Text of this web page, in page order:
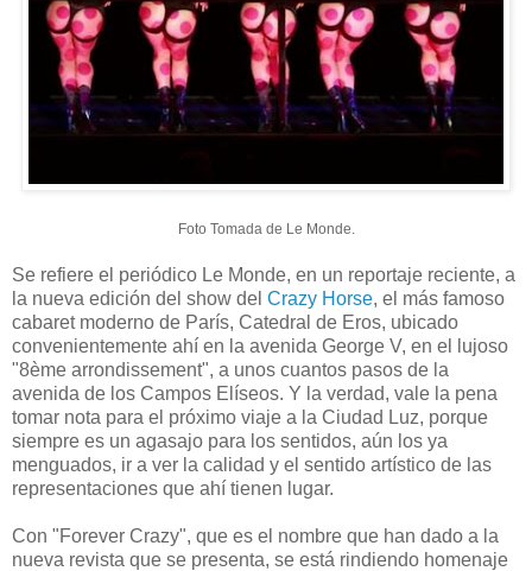
Foto Tomada de Le Monde.
Se refiere el periódico Le Monde, en un reportaje reciente, a
la nueva edición del show del Crazy Horse, el más famoso
cabaret moderno de París, Catedral de Eros, ubicado
convenientemente ahí en la avenida George V, en el lujoso
"8ème arrondissement", a unos cuantos pasos de la
avenida de los Campos Elíseos. Y la verdad, vale la pena
tomar nota para el próximo viaje a la Ciudad Luz, porque
siempre es un agasajo para los sentidos, aún los ya
menguados, ir a ver la calidad y el sentido artístico de las
representaciones que ahí tienen lugar.
Con "Forever Crazy", que es el nombre que han dado a la
nueva revista que se presenta, se está rindiendo homenaje